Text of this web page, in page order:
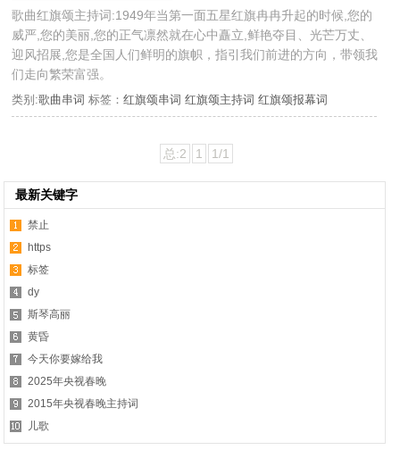
歌曲红旗颂主持词:1949年当第一面五星红旗冉冉升起的时候,您的
威严,您的美丽,您的正气凛然就在心中矗立,鲜艳夺目、光芒万丈、
迎风招展,您是全国人们鲜明的旗帜，指引我们前进的方向，带领我
们走向繁荣富强。
类别:歌曲串词 标签：红旗颂串词 红旗颂主持词 红旗颂报幕词
总:2 1 1/1
最新关键字
禁止
https
标签
dy
斯琴高丽
黄昏
今天你要嫁给我
2025年央视春晚
2015年央视春晚主持词
儿歌